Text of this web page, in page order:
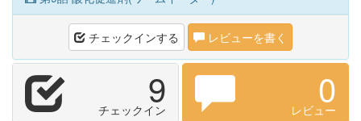
チェックインする レビューを書く
9
チェックイン 0
レビュー